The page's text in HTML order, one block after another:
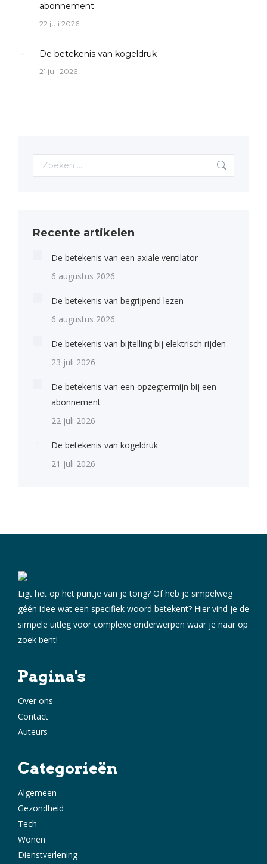
abonnement
22 juli 2026
De betekenis van kogeldruk
21 juli 2026
Search:
Recente artikelen
De betekenis van een axiale ventilator
6 augustus 2026
De betekenis van begrijpend lezen
6 augustus 2026
De betekenis van bijtelling bij elektrisch rijden
23 juli 2026
De betekenis van een opzegtermijn bij een
abonnement
22 juli 2026
De betekenis van kogeldruk
21 juli 2026
Ligt het op het puntje van je tong? Of heb je simpelweg
géén idee wat een specifiek woord betekent? Hier vind je de
simpele uitleg voor complexe onderwerpen waar je naar op
zoek bent!
Pagina's
Over ons
Contact
Auteurs
Categorieën
Algemeen
Gezondheid
Tech
Wonen
Dienstverlening